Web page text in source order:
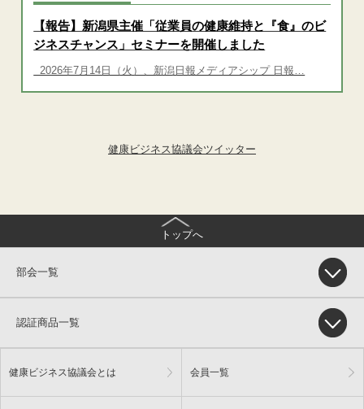
【報告】新潟県主催「従業員の健康維持と『食』のビ
ジネスチャンス」セミナーを開催しました
2026年7月14日（火）、新潟日報メディアシップ 日報…
健康ビジネス協議会ツイッター
トップへ
部会一覧
認証商品一覧
健康ビジネス協議会とは 会員一覧